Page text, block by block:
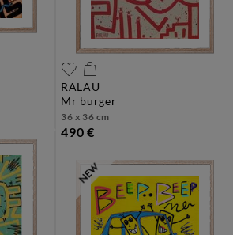
RALAU
mr burger
36 x 36 cm
490 €